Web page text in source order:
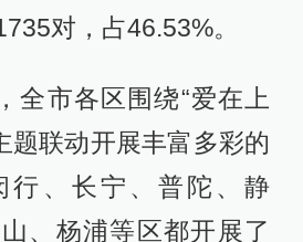
对，占46.53%。
全市各区围绕“爱在上
题联动开展丰富多彩的
行、长宁、普陀、静
、杨浦等区都开展了